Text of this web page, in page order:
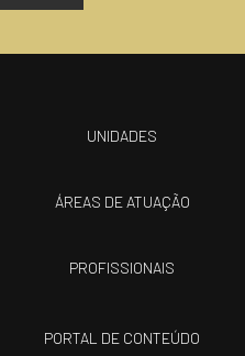
UNIDADES
ÁREAS DE ATUAÇÃO
PROFISSIONAIS
PORTAL DE CONTEÚDO